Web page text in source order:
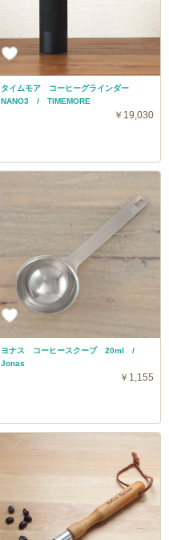
タイムモア コーヒーグラインダー
NANO3 / TIMEMORE
￥19,030
ヨナス コーヒースクープ 20ml /
Jonas
￥1,155